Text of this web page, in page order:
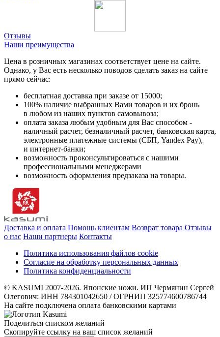
Отзывы
Наши преимущества
Цена в розничных магазинах соответствует цене на сайте.
Однако, у Вас есть несколько поводов сделать заказ на сайте
прямо сейчас:
бесплатная доставка при заказе от 15000;
100% наличие выбранных Вами товаров и их бронь
в любом из наших пунктов самовывоза;
оплата заказа любым удобным для Вас способом -
наличный расчет, безналичный расчет, банковская карта,
электронные платежные системы (СБП, Yandex Pay),
и интернет-банки;
возможность проконсультироваться с нашими
профессиональными менеджерами
возможность оформления предзаказа на товары.
Доставка и оплата Помощь клиентам Возврат товара Отзывы
о нас Наши партнеры Контакты
Политика использования файлов cookie
Согласие на обработку персональных данных
Политика конфиденциальности
© KASUMI 2007-2026. Японские ножи. ИП Чермянин Сергей
Олегович: ИНН 784301042650 / ОГРНИП 325774600786744
На сайте подключена оплата банковскими картами
Поделиться списком желаний
Скопируйте ссылку на ваш список желаний